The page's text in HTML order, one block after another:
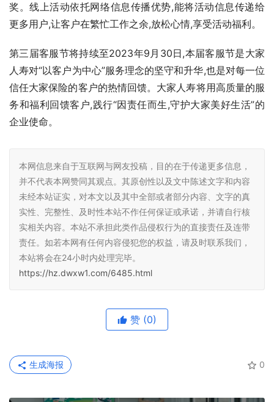
奖。线上活动依托网络信息传播优势,能将活动信息传递给
更多用户,让客户在繁忙工作之余,放松心情,享受活动福利。
第三届客服节将持续至2023年9月30日,本届客服节是大家
人寿对“以客户为中心”服务理念的坚守和升华,也是对每一位
信任大家保险的客户的热情回馈。大家人寿将用高质量的服
务和福利回馈客户,践行“因责任而生,守护大家美好生活”的
企业使命。
本网信息来自于互联网与网友投稿，目的在于传递更多信息，
并不代表本网赞同其观点。其原创性以及文中陈述文字和内容
未经本站证实，对本文以及其中全部或者部分内容、文字的真
实性、完整性、及时性本站不作任何保证或承诺，并请自行核
实相关内容。本站不承担此类作品侵权行为的直接责任及连带
责任。如若本网有任何内容侵犯您的权益，请及时联系我们，
本站将会在24小时内处理完毕。
https://hz.dwxw1.com/6485.html
赞 (0)
0
生成海报